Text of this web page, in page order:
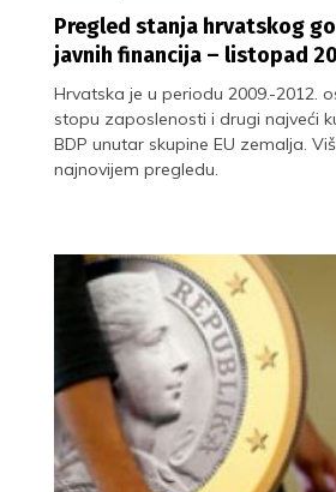
Pregled stanja hrvatskog
javnih financija – listopad
Hrvatska je u periodu 2009.-2012.
stopu zaposlenosti i drugi najveći
BDP unutar skupine EU zemalja.
najnovijem pregledu.